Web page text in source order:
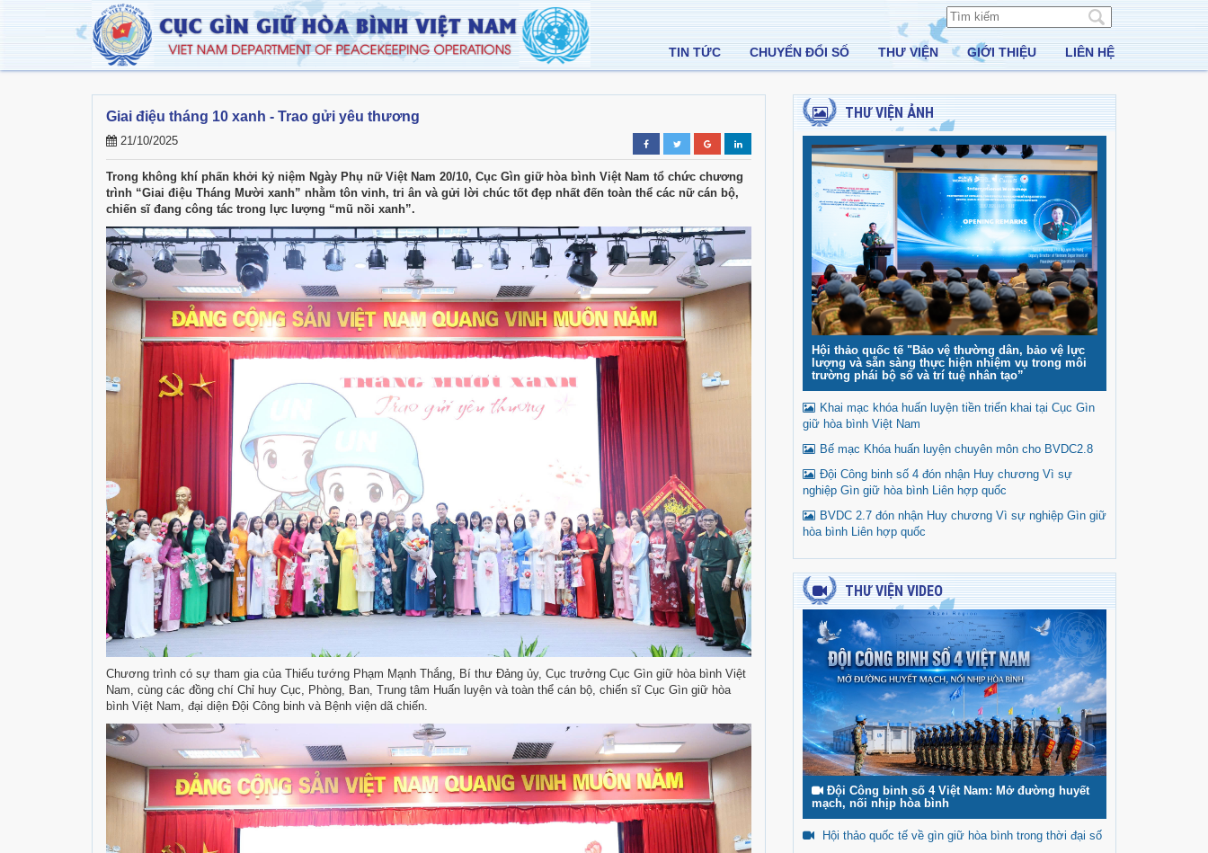
TIN TỨC CHUYỂN ĐỔI SỐ THƯ VIỆN GIỚI THIỆU LIÊN HỆ
Giai điệu tháng 10 xanh - Trao gửi yêu thương
21/10/2025
Trong không khí phấn khởi kỷ niệm Ngày Phụ nữ Việt Nam 20/10, Cục Gìn giữ hòa bình Việt Nam tổ chức chương
trình “Giai điệu Tháng Mười xanh” nhằm tôn vinh, tri ân và gửi lời chúc tốt đẹp nhất đến toàn thể các nữ cán bộ,
chiến sĩ đang công tác trong lực lượng “mũ nồi xanh”.
Chương trình có sự tham gia của Thiếu tướng Phạm Mạnh Thắng, Bí thư Đảng ủy, Cục trưởng Cục Gìn giữ hòa bình Việt
Nam, cùng các đồng chí Chỉ huy Cục, Phòng, Ban, Trung tâm Huấn luyện và toàn thể cán bộ, chiến sĩ Cục Gìn giữ hòa
bình Việt Nam, đại diện Đội Công binh và Bệnh viện dã chiến.
THƯ VIỆN ẢNH
Hội thảo quốc tế "Bảo vệ thường dân, bảo vệ lực
lượng và sẵn sàng thực hiện nhiệm vụ trong môi
trường phái bộ số và trí tuệ nhân tạo”
Khai mạc khóa huấn luyện tiền triển khai tại Cục Gìn
giữ hòa bình Việt Nam
Bế mạc Khóa huấn luyện chuyên môn cho BVDC2.8
Đội Công binh số 4 đón nhận Huy chương Vì sự
nghiệp Gìn giữ hòa bình Liên hợp quốc
BVDC 2.7 đón nhận Huy chương Vì sự nghiệp Gìn giữ
hòa bình Liên hợp quốc
THƯ VIỆN VIDEO
Đội Công binh số 4 Việt Nam: Mở đường huyết
mạch, nối nhịp hòa bình
Hội thảo quốc tế về gìn giữ hòa bình trong thời đại số